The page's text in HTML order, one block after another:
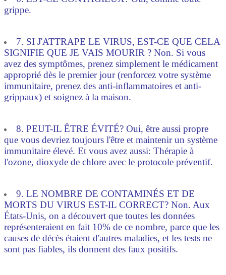
grippe.
7. SI J'ATTRAPE LE VIRUS, EST-CE QUE CELA
SIGNIFIE QUE JE VAIS MOURIR ? Non. Si vous
avez des symptômes, prenez simplement le médicament
approprié dès le premier jour (renforcez votre système
immunitaire, prenez des anti-inflammatoires et anti-
grippaux) et soignez à la maison.
8. PEUT-IL ÊTRE ÉVITÉ? Oui, être aussi propre
que vous devriez toujours l'être et maintenir un système
immunitaire élevé. Et vous avez aussi: Thérapie à
l'ozone, dioxyde de chlore avec le protocole préventif.
9. LE NOMBRE DE CONTAMINÉS ET DE
MORTS DU VIRUS EST-IL CORRECT? Non. Aux
États-Unis, on a découvert que toutes les données
représenteraient en fait 10% de ce nombre, parce que les
causes de décès étaient d'autres maladies, et les tests ne
sont pas fiables, ils donnent des faux positifs.